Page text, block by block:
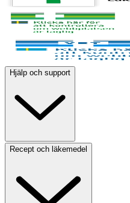
Hjälp och support
Recept och läkemedel